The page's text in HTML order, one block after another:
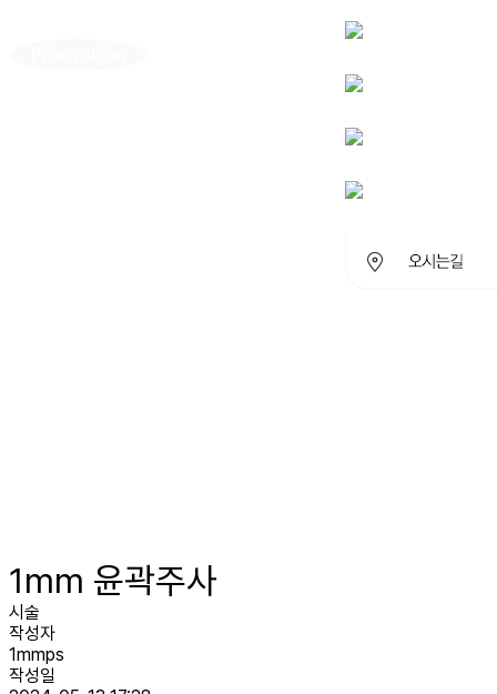
1mm성형외과의 이벤트들을 안내드립니다.
1mm 윤곽주사
시술
작성자
1mmps
작성일